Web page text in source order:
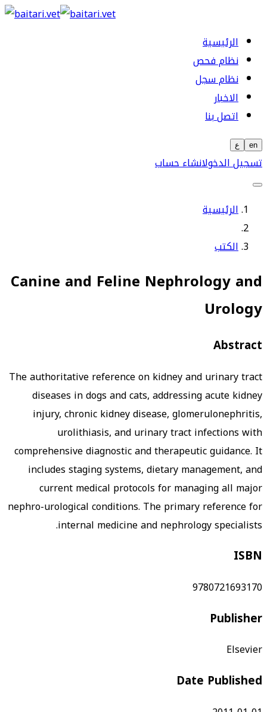
الرئيسية
نظام فحص
نظام سجل
الاخبار
اتصل بنا
en ع
تسجيل الدخولانشاء حساب
الرئيسية
الكتب
Canine and Feline Nephrology and
Urology
Abstract
The authoritative reference on kidney and urinary tract
diseases in dogs and cats, addressing acute kidney
injury, chronic kidney disease, glomerulonephritis,
urolithiasis, and urinary tract infections with
comprehensive diagnostic and therapeutic guidance. It
includes staging systems, dietary management, and
current medical protocols for managing all major
nephro-urological conditions. The primary reference for
internal medicine and nephrology specialists.
ISBN
9780721693170
Publisher
Elsevier
Date Published